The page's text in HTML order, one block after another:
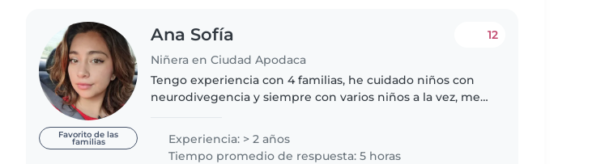
Favorito de las
familias
Ana Sofía
Niñera en Ciudad Apodaca
12
Tengo experiencia con 4 familias, he cuidado niños con
neurodivegencia y siempre con varios niños a la vez, me
cristiana y..
Experiencia: > 2 años
Tiempo promedio de respuesta: 5 horas